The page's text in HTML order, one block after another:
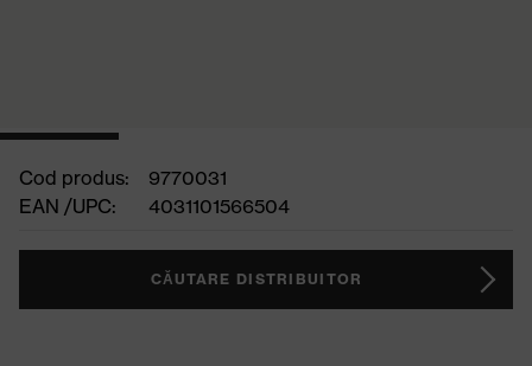
Cod produs:
9770031
EAN /UPC:
4031101566504
CĂUTARE DISTRIBUITOR